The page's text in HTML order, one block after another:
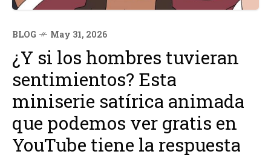
BLOG May 31, 2026
¿Y si los hombres tuvieran
sentimientos? Esta
miniserie satírica animada
que podemos ver gratis en
YouTube tiene la respuesta